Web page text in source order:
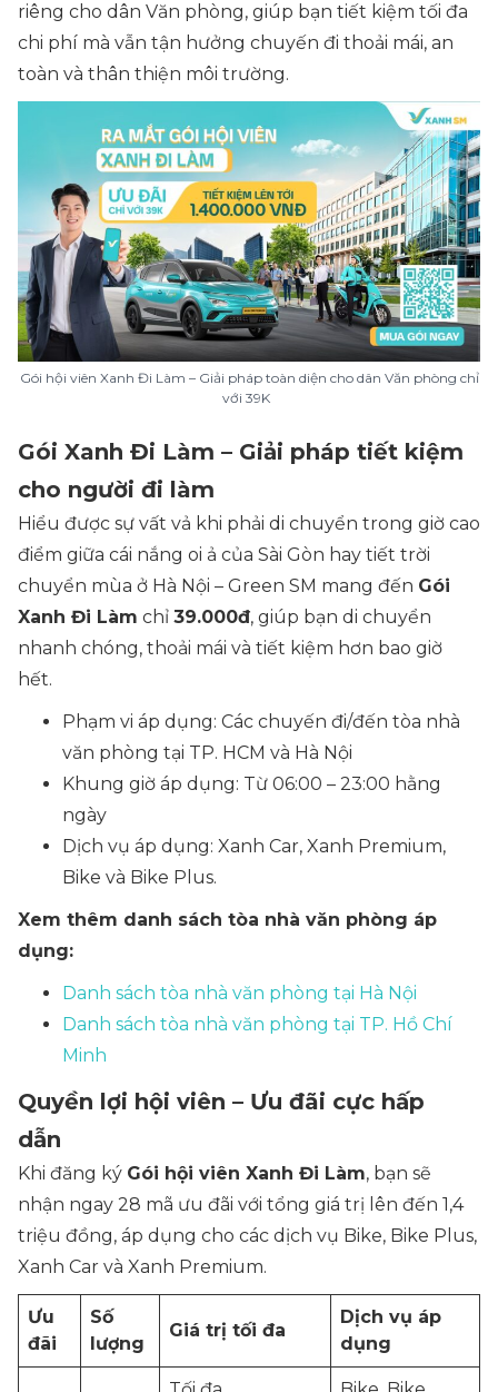
riêng cho dân Văn phòng, giúp bạn tiết kiệm tối đa
chi phí mà vẫn tận hưởng chuyến đi thoải mái, an
toàn và thân thiện môi trường.
Gói hội viên Xanh Đi Làm – Giải pháp toàn diện cho dân Văn phòng chỉ
với 39K
Gói Xanh Đi Làm – Giải pháp tiết kiệm
cho người đi làm
Hiểu được sự vất vả khi phải di chuyển trong giờ cao
điểm giữa cái nắng oi ả của Sài Gòn hay tiết trời
chuyển mùa ở Hà Nội – Green SM mang đến Gói
Xanh Đi Làm chỉ 39.000đ, giúp bạn di chuyển
nhanh chóng, thoải mái và tiết kiệm hơn bao giờ
hết.
Phạm vi áp dụng: Các chuyến đi/đến tòa nhà
văn phòng tại TP. HCM và Hà Nội
Khung giờ áp dụng: Từ 06:00 – 23:00 hằng
ngày
Dịch vụ áp dụng: Xanh Car, Xanh Premium,
Bike và Bike Plus.
Xem thêm danh sách tòa nhà văn phòng áp
dụng:
Danh sách tòa nhà văn phòng tại Hà Nội
Danh sách tòa nhà văn phòng tại TP. Hồ Chí
Minh
Quyền lợi hội viên – Ưu đãi cực hấp
dẫn
Khi đăng ký Gói hội viên Xanh Đi Làm, bạn sẽ
nhận ngay 28 mã ưu đãi với tổng giá trị lên đến 1,4
triệu đồng, áp dụng cho các dịch vụ Bike, Bike Plus,
Xanh Car và Xanh Premium.
Ưu
đãi
Số
lượng
Giá trị tối đa
Dịch vụ áp
dụng